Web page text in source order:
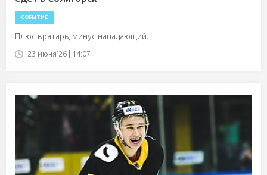
СОБЫТИЕ
Плюс вратарь, минус нападающий.
23 июня'26 | 14:07